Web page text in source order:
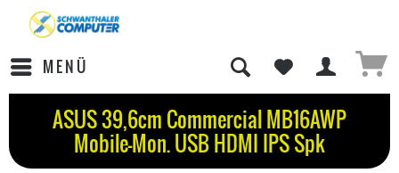
MENÜ
ASUS 39,6cm Commercial MB16AWP
Mobile-Mon. USB HDMI IPS Spk